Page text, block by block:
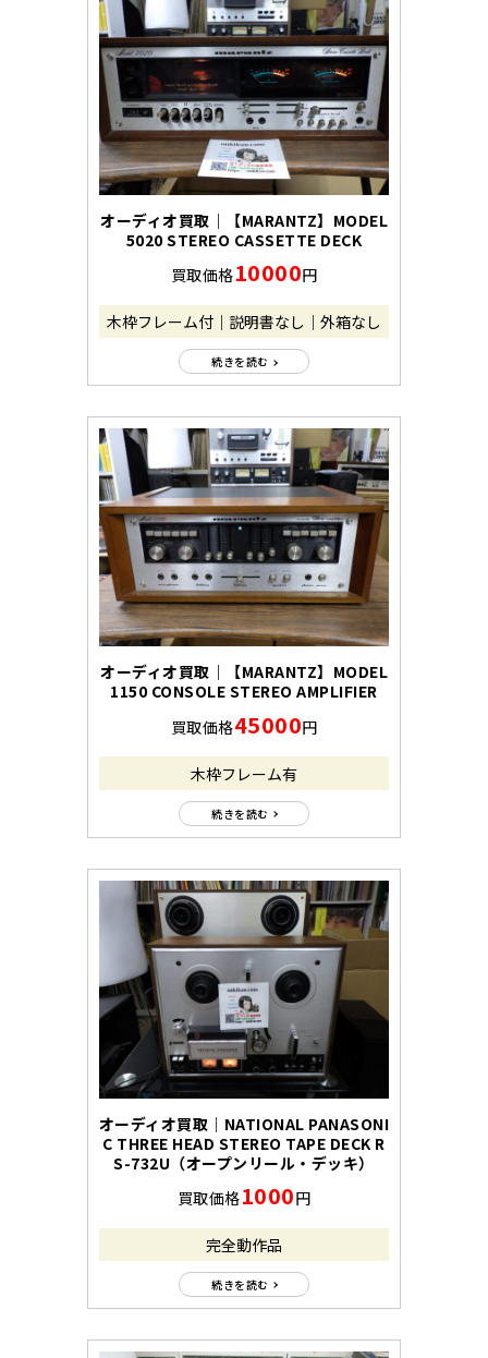
オーディオ買取｜【MARANTZ】MODEL
5020 STEREO CASSETTE DECK
買取価格10000円
木枠フレーム付｜説明書なし｜外箱なし
続きを読む
オーディオ買取｜【MARANTZ】MODEL
1150 CONSOLE STEREO AMPLIFIER
買取価格45000円
木枠フレーム有
続きを読む
オーディオ買取｜NATIONAL PANASONI
C THREE HEAD STEREO TAPE DECK R
S-732U（オープンリール・デッキ）
買取価格1000円
完全動作品
続きを読む